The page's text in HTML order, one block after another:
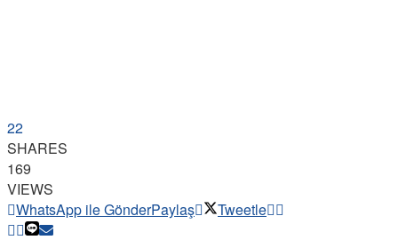
22
SHARES
169
VIEWS
WhatsApp ile GönderPaylaş Tweetle